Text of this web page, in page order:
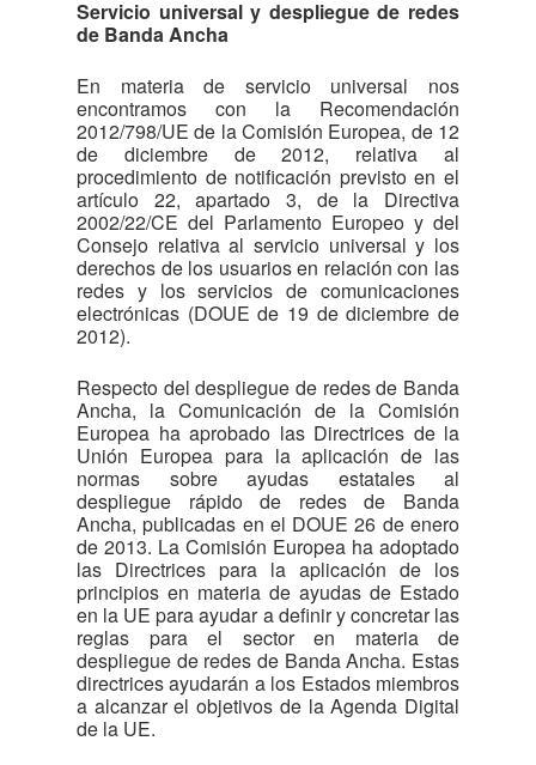
Servicio universal y despliegue de redes
de Banda Ancha
En materia de servicio universal nos
encontramos con la Recomendación
2012/798/UE de la Comisión Europea, de 12
de diciembre de 2012, relativa al
procedimiento de notificación previsto en el
artículo 22, apartado 3, de la Directiva
2002/22/CE del Parlamento Europeo y del
Consejo relativa al servicio universal y los
derechos de los usuarios en relación con las
redes y los servicios de comunicaciones
electrónicas (DOUE de 19 de diciembre de
2012).
Respecto del despliegue de redes de Banda
Ancha, la Comunicación de la Comisión
Europea ha aprobado las Directrices de la
Unión Europea para la aplicación de las
normas sobre ayudas estatales al
despliegue rápido de redes de Banda
Ancha, publicadas en el DOUE 26 de enero
de 2013. La Comisión Europea ha adoptado
las Directrices para la aplicación de los
principios en materia de ayudas de Estado
en la UE para ayudar a definir y concretar las
reglas para el sector en materia de
despliegue de redes de Banda Ancha. Estas
directrices ayudarán a los Estados miembros
a alcanzar el objetivos de la Agenda Digital
de la UE.